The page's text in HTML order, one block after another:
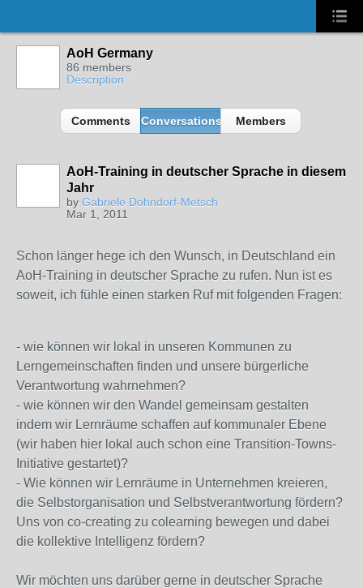
AoH Germany
86 members
Description
Comments Conversations Members
AoH-Training in deutscher Sprache in diesem
Jahr
by Gabriele Dohndorf-Metsch
Mar 1, 2011
Schon länger hege ich den Wunsch, in Deutschland ein
AoH-Training in deutscher Sprache zu rufen. Nun ist es
soweit, ich fühle einen starken Ruf mit folgenden Fragen:
- wie können wir lokal in unseren Kommunen zu
Lerngemeinschaften finden und unsere bürgerliche
Verantwortung wahrnehmen?
- wie können wir den Wandel gemeinsam gestalten
indem wir Lernräume schaffen auf kommunaler Ebene
(wir haben hier lokal auch schon eine Transition-Towns-
Initiative gestartet)?
- Wie können wir Lernräume in Unternehmen kreieren,
die Selbstorganisation und Selbstverantwortung fördern?
Uns von co-creating zu colearning bewegen und dabei
die kollektive Intelligenz fördern?
Wir möchten uns darüber gerne in deutscher Sprache